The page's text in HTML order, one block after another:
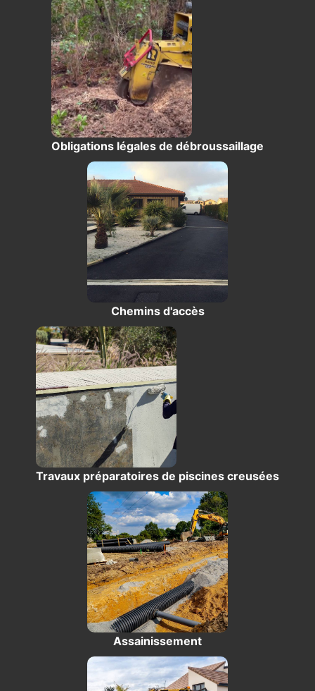
Obligations légales de débroussaillage
Chemins d'accès
Travaux préparatoires de piscines creusées
Assainissement